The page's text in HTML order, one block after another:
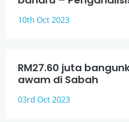
10th Oct 2023
RM27.60 juta
awam di Sabah
03rd Oct 2023